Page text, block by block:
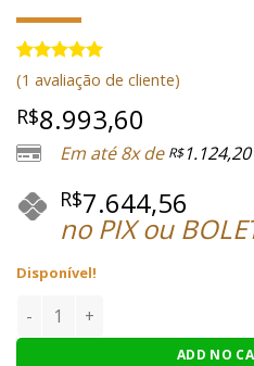
Avaliado
como5.00
de 5, com
baseado em
1
avaliação
de cliente
(1 avaliação de cliente)
R$8.993,60
Em até 8x de R$1.124,20
R$7.644,56
no PIX ou
Disponível!
RIFLE AIRSOFT G&G AEG
ADD NO